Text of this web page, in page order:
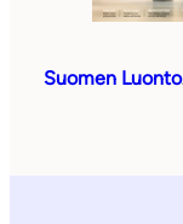
Suomen Luonto